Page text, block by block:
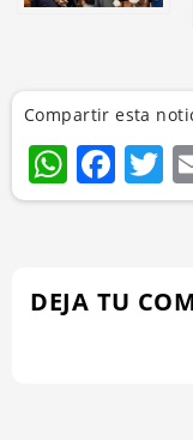
Compartir esta
DEJA TU